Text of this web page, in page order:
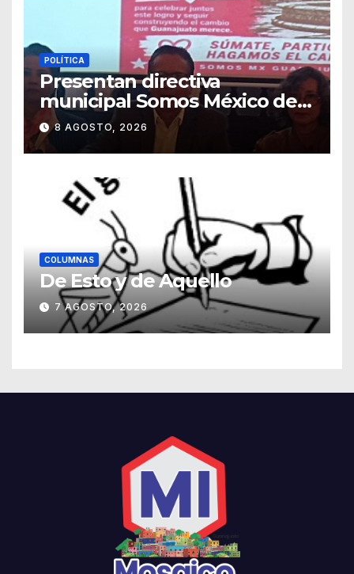
POLÍTICA
Presentan directiva
municipal Somos México de
Guanajuato
8 AGOSTO, 2026
COLUMNAS
De Esto y de Aquello
7 AGOSTO, 2026